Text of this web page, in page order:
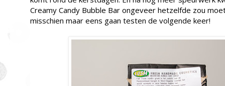
Creamy Candy Bubble Bar ongeveer hetzelfde zou
misschien maar eens gaan testen de volgende keer!